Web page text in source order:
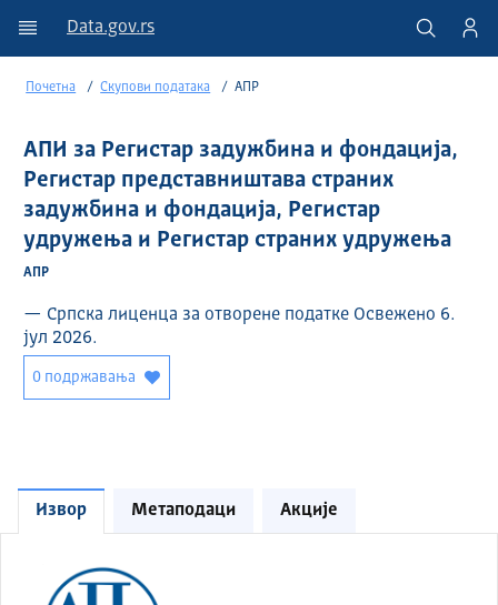
Data.gov.rs
Почетна Скупови података АПР
АПИ за Регистар задужбина и фондација,
Регистар представништава страних
задужбина и фондација, Регистар
удружења и Регистар страних удружења
АПР
— Српска лиценца за отворене податке Освежено 6.
јул 2026.
0 подржавања
Извор Метаподаци Акције